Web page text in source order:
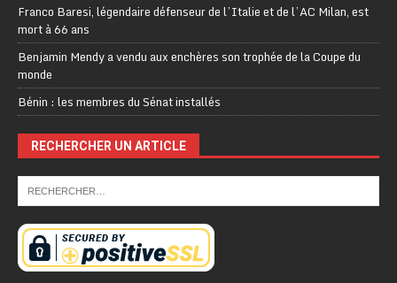
Franco Baresi, légendaire défenseur de l’Italie et de l’AC Milan, est
mort à 66 ans
Benjamin Mendy a vendu aux enchères son trophée de la Coupe du
monde
Bénin : les membres du Sénat installés
RECHERCHER UN ARTICLE